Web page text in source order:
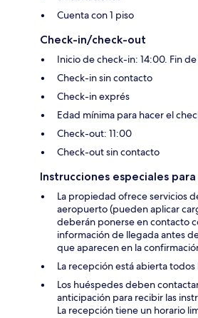
Cuenta con 1 piso
Check-in/check-out
Inicio de check-in: 14:00. Fin
Check-in sin contacto
Check-in exprés
Edad mínima para hacer el
Check-out: 11:00
Check-out sin contacto
Instrucciones especiales
La propiedad ofrece servicios
aeropuerto (pueden aplicar
deberán ponerse en contacto
información de llegada antes
que aparecen en la
La recepción está abierta
Los huéspedes deben
anticipación para recibir las
La recepción tiene un horario